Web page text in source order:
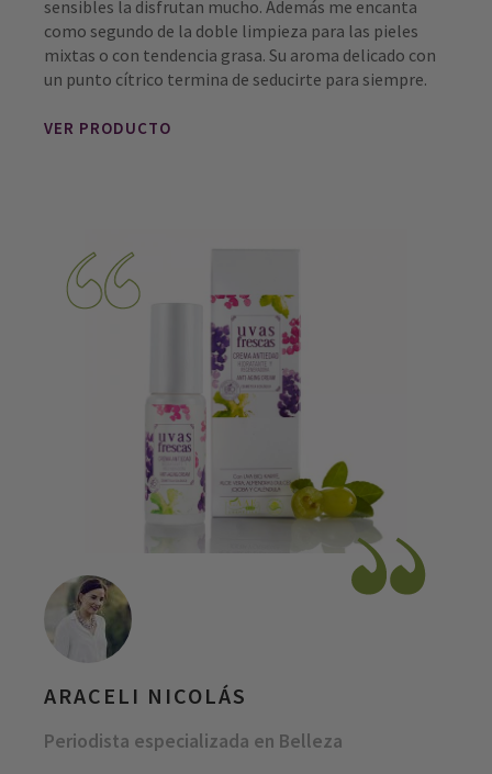
sensibles la disfrutan mucho. Además me encanta
como segundo de la doble limpieza para las pieles
mixtas o con tendencia grasa. Su aroma delicado con
un punto cítrico termina de seducirte para siempre.
VER PRODUCTO
ARACELI NICOLÁS
Periodista especializada en Belleza